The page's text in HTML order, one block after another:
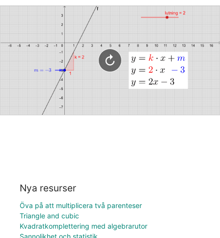
Nya resurser
Öva på att multiplicera två parenteser
Triangle and cubic
Kvadratkomplettering med algebrarutor
Sannolikhet och statistik